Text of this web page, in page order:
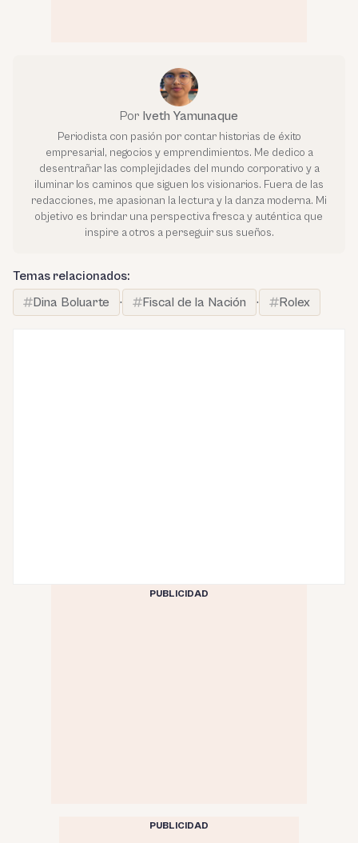
Por Iveth Yamunaque
Periodista con pasión por contar historias de éxito
empresarial, negocios y emprendimientos. Me dedico a
desentrañar las complejidades del mundo corporativo y a
iluminar los caminos que siguen los visionarios. Fuera de las
redacciones, me apasionan la lectura y la danza moderna. Mi
objetivo es brindar una perspectiva fresca y auténtica que
inspire a otros a perseguir sus sueños.
Temas relacionados:
Dina Boluarte
· Fiscal de la Nación · Rolex
PUBLICIDAD
PUBLICIDAD